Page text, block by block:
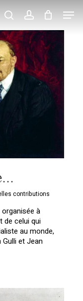
searchaccountClose
Cart
contributions
à
de celui qui
au monde,
et Jean
Close